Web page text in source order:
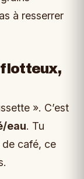
à resserrer
». C’est
eau. Tu
de café, ce